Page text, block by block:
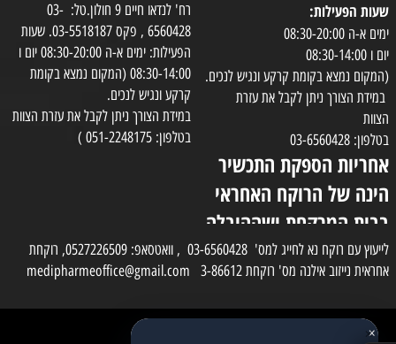
שעות הפעילות:
ימים א-ה 08:30-20:00
יום ו 08:30-14:00
(המקום נמצא בקומת קרקע ונגיש לנכים.
במידת הצורך ניתן לקבל את עזרת
הצוות
בטלפון: 03-6560428
אחריות הספקת התכשיר
הינה של הרוקח האחראי
בבית המרקחת ושההובלה
בפועל תעשה בעזרת
השליח
רח' לנדאו חיים 9 חולון.טל: 03-
6560428 , פקס 03-5518187. שעות
הפעילות: ימים א-ה 08:30-20:00 יום ו
08:30-14:00 (המקום נמצא בקומת
קרקע ונגיש לנכים.
במידת הצורך ניתן לקבל את עזרת הצוות
בטלפון: 051-2248175 )
לייעוץ עם רוקח נא לחייג למס' 03-6560428 , וואטסאפ: 0527226509, רוקחת
אחראית נייזוב אילנה מס' רוקחת 3-86612 medipharmeoffice@gmail.com
✕×